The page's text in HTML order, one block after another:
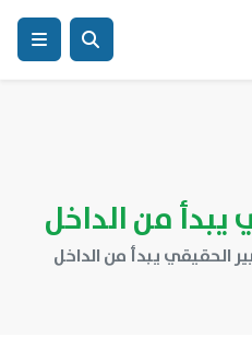
يبدأ من الداخل
الحقيقي يبدأ من الداخل